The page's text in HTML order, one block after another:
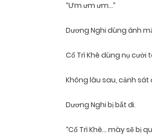
“Ưm ưm ưm…”
Dương Nghi dùng ánh
Cố Trì Khê dùng nụ cười
Không lâu sau, cảnh sát
Dương Nghi bị bắt đi.
“Cố Trì Khê… mày sẽ bị